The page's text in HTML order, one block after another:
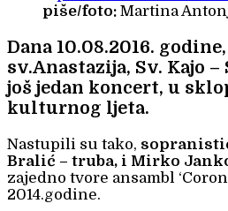
piše/foto: Martina
Dana 10.08.2016.
sv.Anastazija, Sv. Kajo
još jedan koncert, u
kulturnog ljeta.
Nastupili su tako,
Bralić – truba, i Mirko
zajedno tvore ansambl
2014.godine.